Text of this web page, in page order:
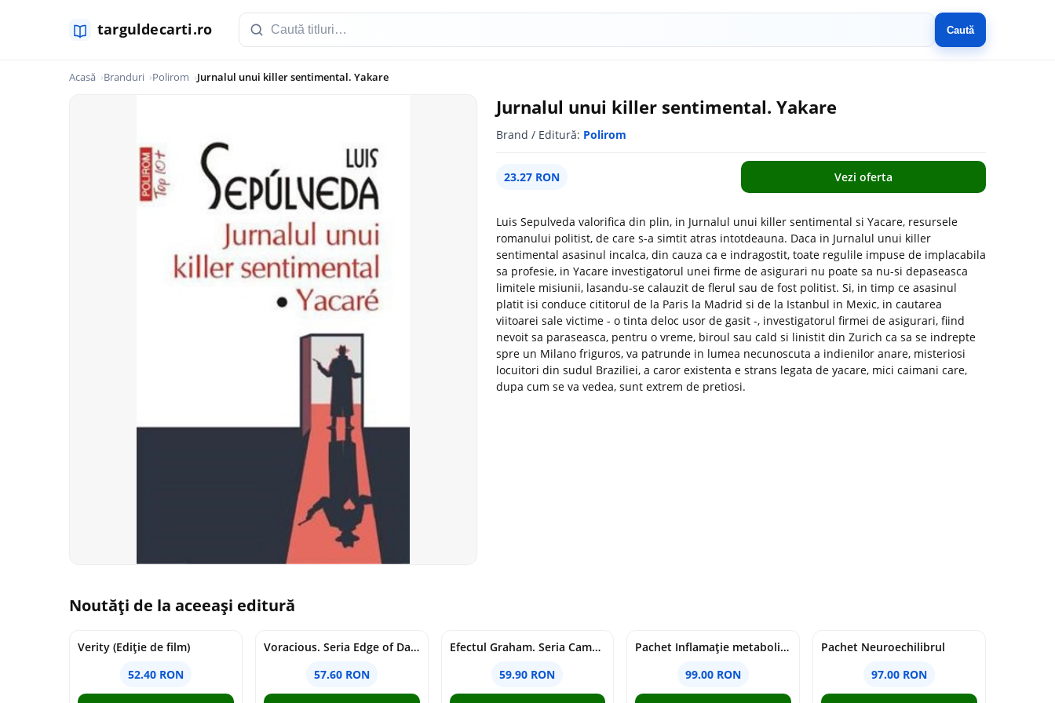
Caută
Acasă Branduri Polirom Jurnalul unui killer sentimental. Yakare
Jurnalul unui killer sentimental. Yakare
Brand / Editură: Polirom
23.27 RON Vezi oferta
Luis Sepulveda valorifica din plin, in Jurnalul unui killer sentimental si Yacare, resursele
romanului politist, de care s-a simtit atras intotdeauna. Daca in Jurnalul unui killer
sentimental asasinul incalca, din cauza ca e indragostit, toate regulile impuse de implacabila
sa profesie, in Yacare investigatorul unei firme de asigurari nu poate sa nu-si depaseasca
limitele misiunii, lasandu-se calauzit de flerul sau de fost politist. Si, in timp ce asasinul
platit isi conduce cititorul de la Paris la Madrid si de la Istanbul in Mexic, in cautarea
viitoarei sale victime - o tinta deloc usor de gasit -, investigatorul firmei de asigurari, fiind
nevoit sa paraseasca, pentru o vreme, biroul sau cald si linistit din Zurich ca sa se indrepte
spre un Milano friguros, va patrunde in lumea necunoscuta a indienilor anare, misteriosi
locuitori din sudul Braziliei, a caror existenta e strans legata de yacare, mici caimani care,
dupa cum se va vedea, sunt extrem de pretiosi.
Noutăți de la aceeași editură
Verity (Ediție de film)
52.40 RON
Voracious. Seria Edge of Darkness Vol.2
57.60 RON
Efectul Graham. Seria Campus Diaries Vol.1
59.90 RON
Pachet Inflamație metabolism și creier
99.00 RON
Pachet Neuroechilibrul
97.00 RON